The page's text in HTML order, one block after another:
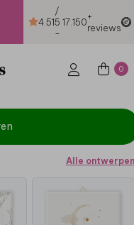
4.51
/
5
-
17.150+
reviews
0
Alle ontwerpen